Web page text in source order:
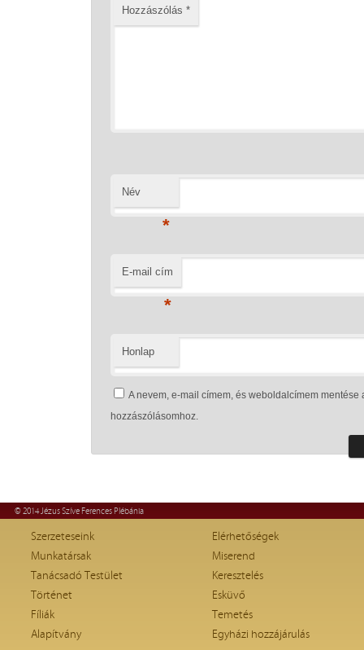
Hozzászólás *
Név
*
E-mail cím
*
Honlap
A nevem, e-mail címem, és weboldalcímem
hozzászólásomhoz.
© 2014 Jézus Szíve Ferences Plébánia
Szerzeteseink
Munkatársak
Tanácsadó Testület
Történet
Fíliák
Alapítvány
Elérhetőségek
Miserend
Keresztelés
Esküvő
Temetés
Egyházi hozzájárulás